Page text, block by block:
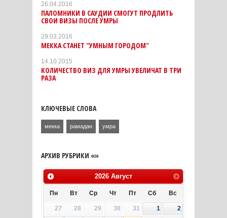
26.04.2016
ПАЛОМНИКИ В САУДИИ СМОГУТ ПРОДЛИТЬ
СВОИ ВИЗЫ ПОСЛЕ УМРЫ
29.03.2016
МЕККА СТАНЕТ "УМНЫМ ГОРОДОМ"
14.10.2015
КОЛИЧЕСТВО ВИЗ ДЛЯ УМРЫ УВЕЛИЧАТ В ТРИ
РАЗА
КЛЮЧЕВЫЕ СЛОВА
мекка рамадан умра
АРХИВ РУБРИКИ «»
2026 Август
Пн Вт Ср Чт Пт Сб Вс
27 28 29 30 31 1
2